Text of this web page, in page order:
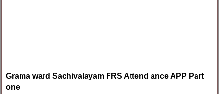
Grama ward Sachivalayam FRS Attend ance APP Part
one